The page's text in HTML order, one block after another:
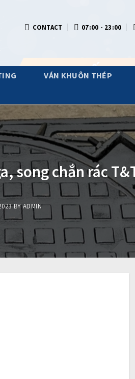
CONTACT 07:00 - 23:00
VÁN KHUÔN THÉP
song chắn rác
BYADMIN